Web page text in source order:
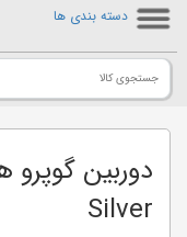
دسته بندی ها
Silver